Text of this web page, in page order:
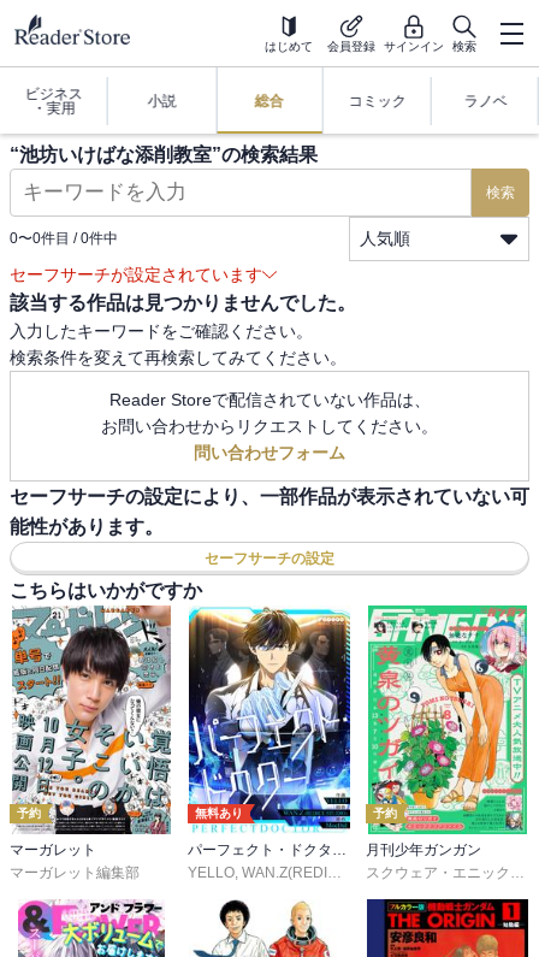
はじめて 会員登録 サインイン 検索
ビジネス
・実用
小説 総合 コミック ラノベ
“池坊いけばな添削教室”の検索結果
検索
0〜0件目 / 0件中
人気順
セーフサーチが設定されています
該当する作品は見つかりませんでした。
入力したキーワードをご確認ください。
検索条件を変えて再検索してみてください。
Reader Storeで配信されていない作品は、
お問い合わせからリクエストしてください。
問い合わせフォーム
セーフサーチの設定により、一部作品が表示されていない可
能性があります。
セーフサーチの設定
こちらはいかがですか
予約
マーガレット
マーガレット編集部
無料あり
パーフェクト・ドクター【タテヨミ】
YELLO, WAN.Z(REDICE STUDIO) ,MoeDal,REDICE
予約
月刊少年ガンガン
スクウェア・エニックス